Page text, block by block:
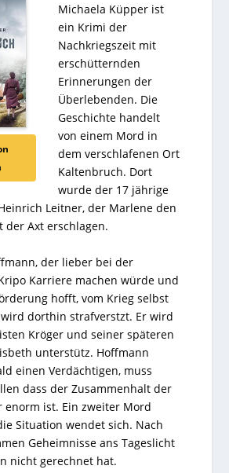
Michaela Küpper ist
ein Krimi der
Nachkriegszeit mit
erschütternden
Erinnerungen der
Überlebenden. Die
Geschichte handelt
von einem Mord in
dem verschlafenen Ort
Kaltenbruch. Dort
wurde der 17 jährige
Leitner, der Marlene den
der Axt erschlagen.
der lieber bei der
Karriere machen würde und
hofft, vom Krieg selbst
dorthin strafverstzt. Er wird
Kröger und seiner späteren
unterstütz. Hoffmann
einen Verdächtigen, muss
dass der Zusammenhalt der
enorm ist. Ein zweiter Mord
Situation wendet sich. Nach
Geheimnisse ans Tageslicht
nicht gerechnet hat.